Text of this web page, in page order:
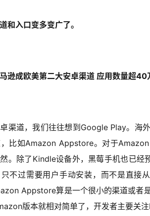
和入口变多变广了。
马逊成欧美第二大安卓渠道 应用数量超40
渠道，我们往往想到Google Play。海
比如Amazon Appstore。对于
。除了Kindle设备外，黑莓手机也已
不过需要用户手动安装，而不是直
Appstore算是一个很小的渠道或者
版本就相对简单了，开发者主要关注